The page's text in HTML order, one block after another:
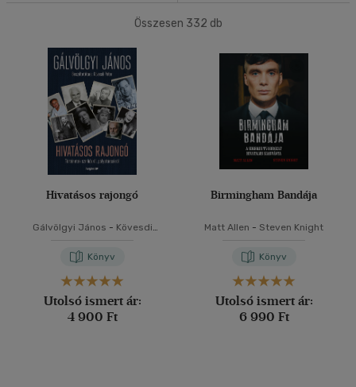
500 Ft - 2500 Ft(77)
2500 Ft - 4500 Ft
4500 Ft felett
Korosztály szerint
Ifjúsági (3)
mind(3)
Felnőtt (318)
Nyelv szerint
Magyar
(306)
Angol(24)
Összesen 332 db
Hivatásos rajongó
Gálvölgyi János - Kövesdi
Könyv
Utolsó ismert ár:
4 900 Ft
Birmingham Bandája
Matt Allen - Steven Knight
Könyv
Utolsó ismert ár:
6 990 Ft